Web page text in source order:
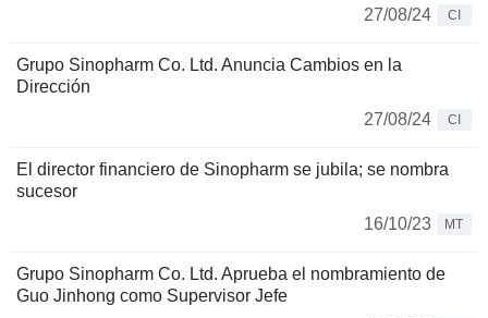
27/08/24
CI
Grupo Sinopharm Co. Ltd. Anuncia Cambios en la
Dirección
27/08/24
CI
El director financiero de Sinopharm se jubila; se nombra
sucesor
16/10/23
MT
Grupo Sinopharm Co. Ltd. Aprueba el nombramiento de
Guo Jinhong como Supervisor Jefe